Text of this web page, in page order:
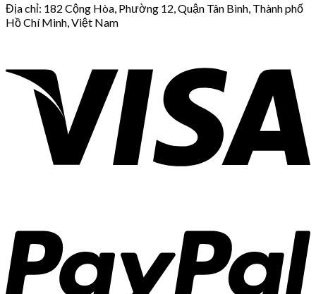
Địa chỉ: 182 Cộng Hòa, Phường 12, Quận Tân Bình, Thành phố
Hồ Chí Minh, Việt Nam